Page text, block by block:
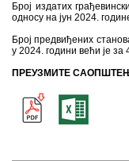
Број издатих
односу на јун 2024.
Број предвиђених
у 2024. години већи је за
ПРЕУЗМИТЕ